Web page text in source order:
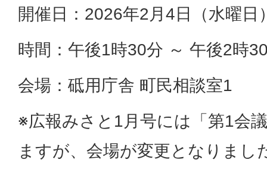
開催日：2026年2月4日（水曜日
時間：午後1時30分 ～ 午後2時
会場：砥用庁舎 町民相談室1
※広報みさと1月号には「第1会
ますが、会場が変更となりまし